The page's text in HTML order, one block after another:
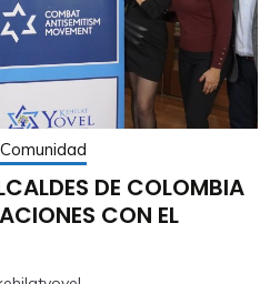
Comunidad
DE COLOMBIA
CON EL